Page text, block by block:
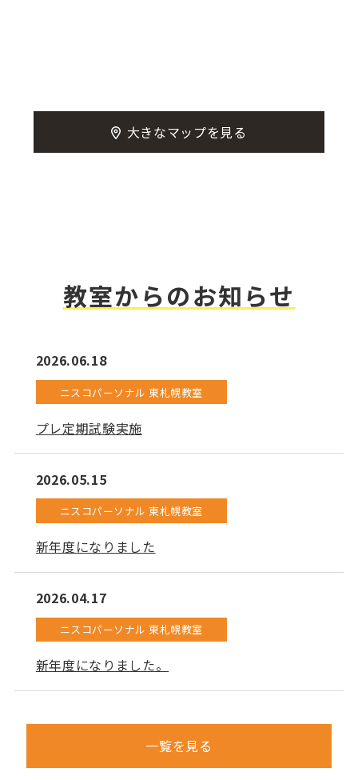
大きなマップを見る
教室からのお知らせ
2026.06.18
ニスコパーソナル 東札幌教室
プレ定期試験実施
2026.05.15
ニスコパーソナル 東札幌教室
新年度になりました
2026.04.17
ニスコパーソナル 東札幌教室
新年度になりました。
一覧を見る